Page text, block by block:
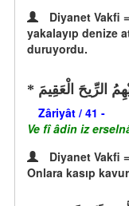
Diyanet Vakfi
yakalayıp denize
duruyordu.
الرِّيحَ الْعَقِيمَ
Zâriyât / 41 -
Ve fî âdin iz
Diyanet Vakfi
Onlara kasıp